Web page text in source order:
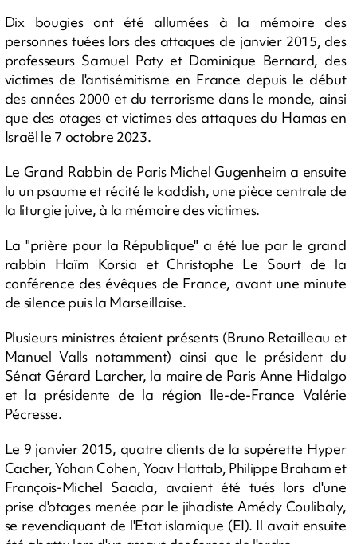
Dix bougies ont été allumées à la mémoire des
personnes tuées lors des attaques de janvier 2015, des
professeurs Samuel Paty et Dominique Bernard, des
victimes de l'antisémitisme en France depuis le début
des années 2000 et du terrorisme dans le monde, ainsi
que des otages et victimes des attaques du Hamas en
Israël le 7 octobre 2023.
Le Grand Rabbin de Paris Michel Gugenheim a ensuite
lu un psaume et récité le kaddish, une pièce centrale de
la liturgie juive, à la mémoire des victimes.
La "prière pour la République" a été lue par le grand
rabbin Haïm Korsia et Christophe Le Sourt de la
conférence des évêques de France, avant une minute
de silence puis la Marseillaise.
Plusieurs ministres étaient présents (Bruno Retailleau et
Manuel Valls notamment) ainsi que le président du
Sénat Gérard Larcher, la maire de Paris Anne Hidalgo
et la présidente de la région Ile-de-France Valérie
Pécresse.
Le 9 janvier 2015, quatre clients de la supérette Hyper
Cacher, Yohan Cohen, Yoav Hattab, Philippe Braham et
François-Michel Saada, avaient été tués lors d'une
prise d'otages menée par le jihadiste Amédy Coulibaly,
se revendiquant de l'Etat islamique (EI). Il avait ensuite